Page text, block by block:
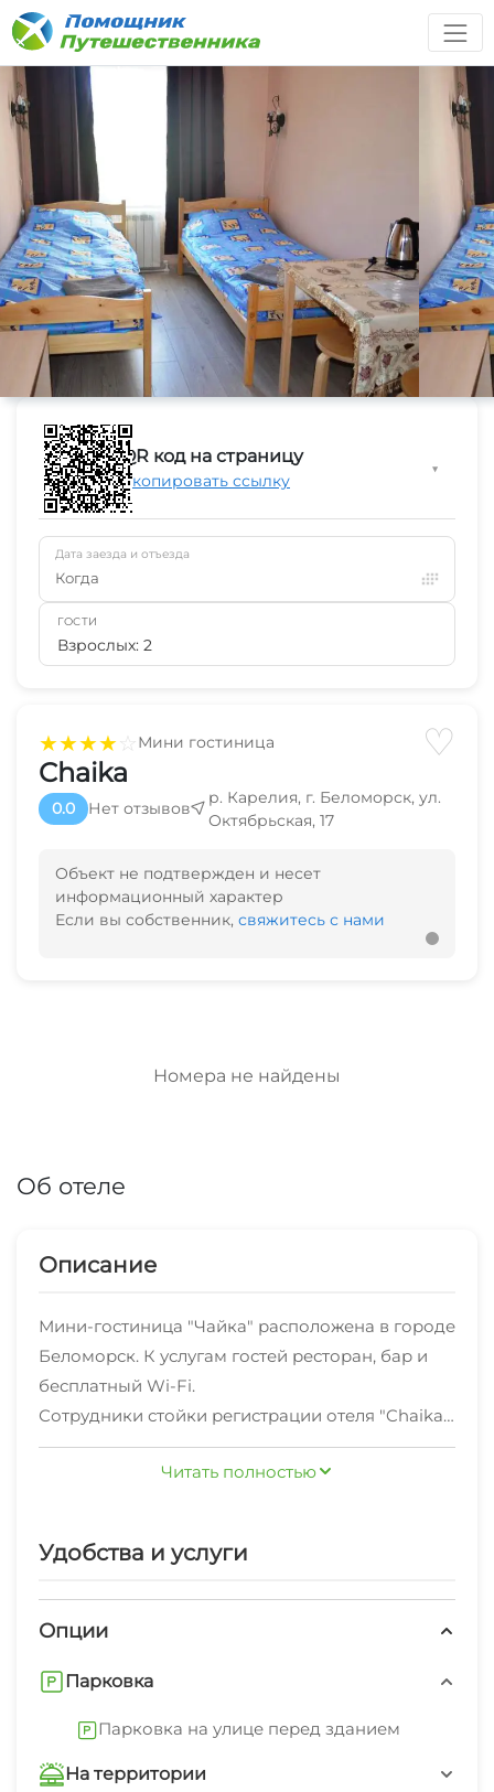
★★★★☆Мини гостиница ♡
Chaika
0.0 Нет отзывов
р. Карелия, г. Беломорск, ул.
Октябрьская, 17
Объект не подтвержден и несет
информационный характер
Если вы собственник, свяжитесь с нами
Номера не найдены
Об отеле
Описание
Мини-гостиница "Чайка" расположена в городе
Беломорск. К услугам гостей ресторан, бар и
бесплатный Wi-Fi.
Сотрудники стойки регистрации отеля "Chaika"
могут предоставить информацию об
Читать полностью
Удобства и услуги
Опции
Парковка
Парковка на улице перед зданием
На территории
QR код на страницу
Скопировать ссылку
▼
Дата заезда и отъезда
Когда
ГОСТИ
Взрослых: 2